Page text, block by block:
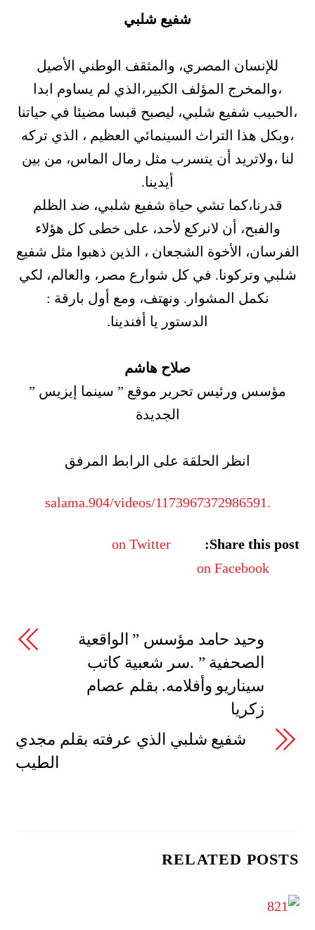
شفيع شلبي
للإنسان المصري، والمثقف الوطني الأصيل
،والمخرج المؤلف الكبير،الذي لم يساوم ابدا
،الحبيب شفيع شلبي، ليصبح قبسا مضيئا في حياتنا
،وبكل هذا التراث السينمائي العظيم ، الذي تركه
لنا ،ولاتريد أن يتسرب مثل رمال الماس، من بين
أيدينا.
قدرنا،كما تشي حياة شفيع شلبي، ضد الظلم
والفبح، أن لانركع لأحد، على خطى كل هؤلاء
الفرسان، الأخوة الشجعان ، الذين ذهبوا مثل شفيع
شلبي وتركونا. في كل شوارع مصر، والعالم، لكي
نكمل المشوار. ونهتف، ومع أول بارقة :
الدستور يا أفندينا.
صلاح هاشم
مؤسس ورئيس تحرير موقع ” سينما إيزيس ”
الجديدة
انظر الحلقة على الرابط المرفق
.salama.904/videos/1173967372986591
Share this post:
on Twitter
on Facebook
وحيد حامد مؤسس ” الواقعية
الصحفية ” .سر شعبية كاتب
سيناريو وأفلامه. بقلم عصام
زكريا
شفيع شلبي الذي عرفته بقلم مجدي
الطيب
RELATED POSTS